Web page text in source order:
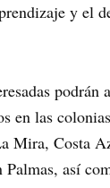
y el
podrán
en las
Mira, Costa
así